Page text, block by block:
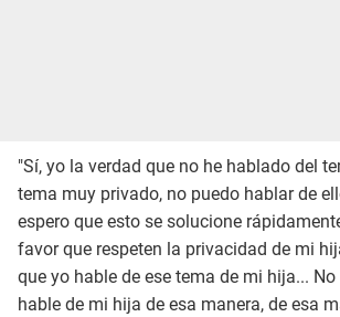
"Sí, yo la verdad que no he hablado del
tema muy privado, no puedo hablar de
espero que esto se solucione
favor que respeten la privacidad de mi
que yo hable de ese tema de mi hija...
hable de mi hija de esa manera, de esa